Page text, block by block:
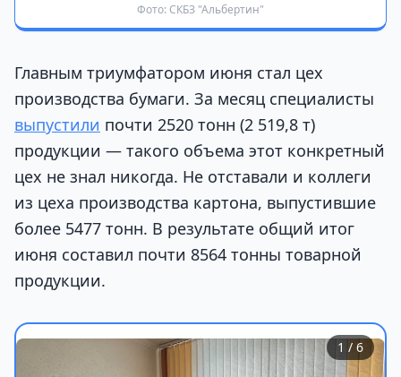
Фото: СКБЗ "Альбертин"
Главным триумфатором июня стал цех
производства бумаги. За месяц специалисты
выпустили почти 2520 тонн (2 519,8 т)
продукции — такого объема этот конкретный
цех не знал никогда. Не отставали и коллеги
из цеха производства картона, выпустившие
более 5477 тонн. В результате общий итог
июня составил почти 8564 тонны товарной
продукции.
1 / 6